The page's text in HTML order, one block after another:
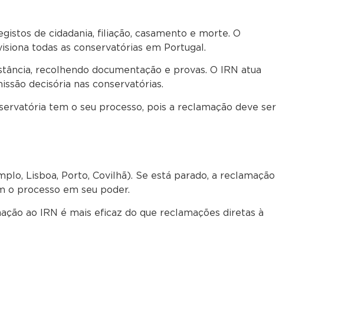
de cidadania, filiação, casamento e morte. O
todas as conservatórias em Portugal.
recolhendo documentação e provas. O IRN atua
decisória nas conservatórias.
tem o seu processo, pois a reclamação deve ser
Lisboa, Porto, Covilhã). Se está parado, a reclamação
o processo em seu poder.
ao IRN é mais eficaz do que reclamações diretas à